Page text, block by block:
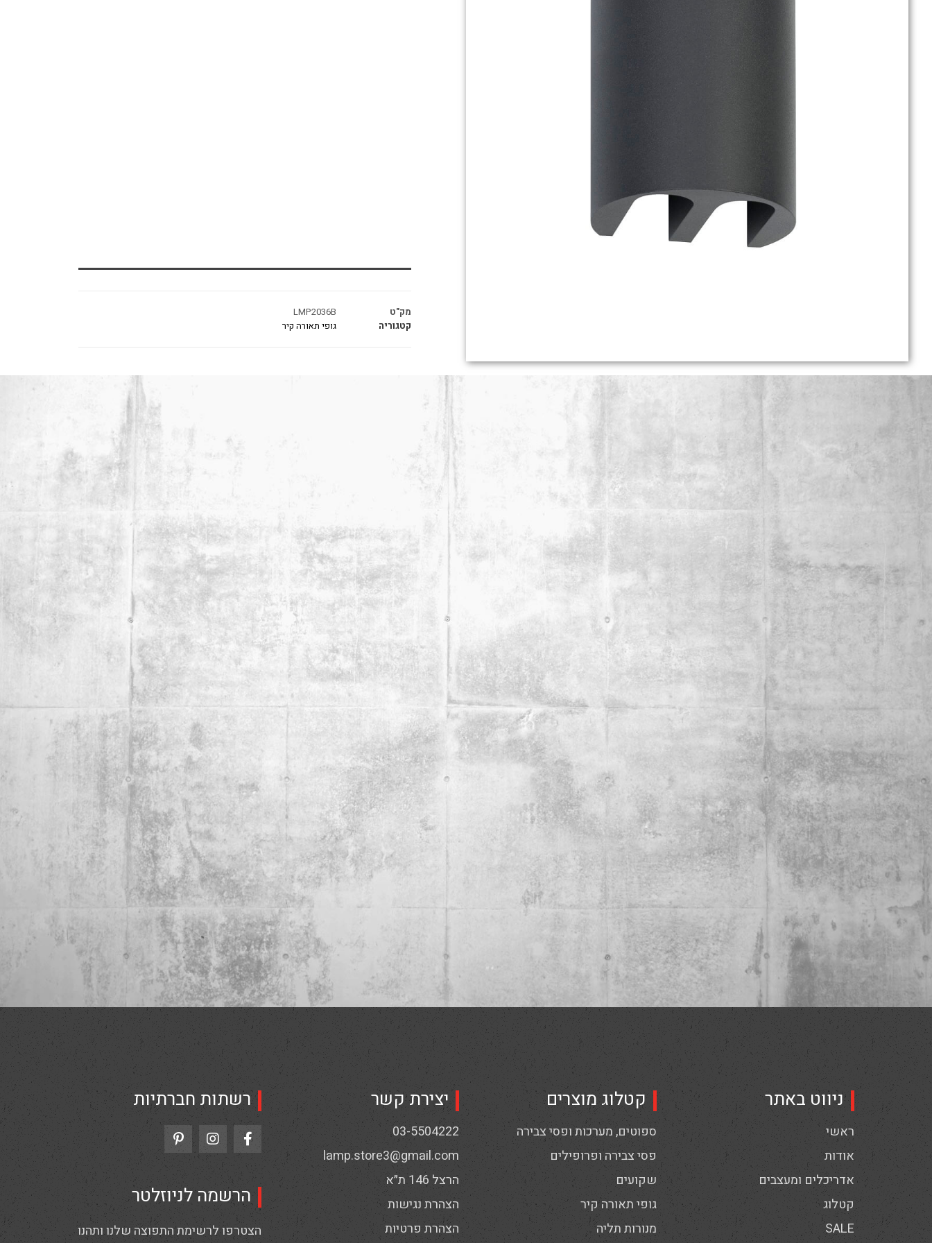
מק"ט
LMP2036B
קטגוריה
גופי תאורה קיר
ניווט באתר
ראשי
אודות
אדריכלים ומעצבים
קטלוג
SALE
קטלוג מוצרים
ספוטים, מערכות ופסי צבירה
פסי צבירה ופרופילים
שקועים
גופי תאורה קיר
מנורות תליה
יצירת קשר
03-5504222
lamp.store3@gmail.com
הרצל 146 ת״א
הצהרת נגישות
הצהרת פרטיות
רשתות חברתיות
הרשמה לניוזלטר
הצטרפו לרשימת התפוצה שלנו ותהנו